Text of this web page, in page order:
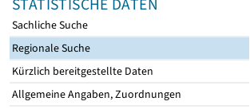
Sachliche Suche
Regionale Suche
Kürzlich bereitgestellte Daten
Allgemeine Angaben, Zuordnungen